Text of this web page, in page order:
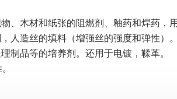
、木材和纸张的阻燃剂、釉药和焊药
人造丝的填料（增强丝的强度和弹性
制品等的培养剂。还用于电镀，鞣革。